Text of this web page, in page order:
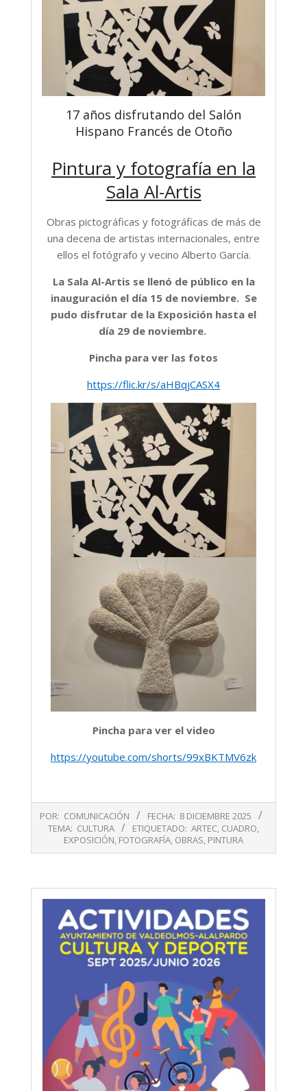
17 años disfrutando del Salón
Hispano Francés de Otoño
Pintura y fotografía en la
Sala Al-Artis
Obras pictográficas y fotográficas de más de
una decena de artistas internacionales, entre
ellos el fotógrafo y vecino Alberto García.
La Sala Al-Artis se llenó de público en la
inauguración el día 15 de noviembre. Se
pudo disfrutar de la Exposición hasta el
día 29 de noviembre.
Pincha para ver las fotos
https://flic.kr/s/aHBqjCASX4
Pincha para ver el video
https://youtube.com/shorts/99xBKTMV6zk
12-
POR: COMUNICACIÓN FECHA: 8 DICIEMBRE 2025
TEMA: CULTURA ETIQUETADO: ARTEC, CUADRO,
EXPOSICIÓN, FOTOGRAFÍA, OBRAS, PINTURA